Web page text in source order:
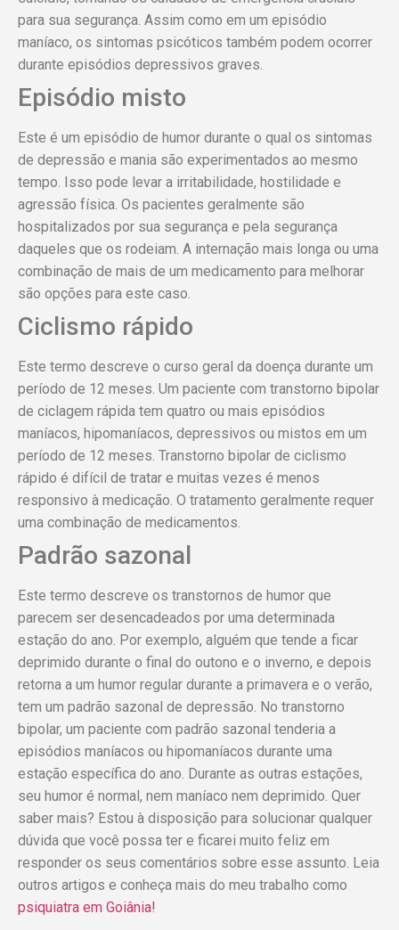
para sua segurança. Assim como em um episódio
maníaco, os sintomas psicóticos também podem ocorrer
durante episódios depressivos graves.
Episódio misto
Este é um episódio de humor durante o qual os sintomas
de depressão e mania são experimentados ao mesmo
tempo. Isso pode levar a irritabilidade, hostilidade e
agressão física. Os pacientes geralmente são
hospitalizados por sua segurança e pela segurança
daqueles que os rodeiam. A internação mais longa ou uma
combinação de mais de um medicamento para melhorar
são opções para este caso.
Ciclismo rápido
Este termo descreve o curso geral da doença durante um
período de 12 meses. Um paciente com transtorno bipolar
de ciclagem rápida tem quatro ou mais episódios
maníacos, hipomaníacos, depressivos ou mistos em um
período de 12 meses. Transtorno bipolar de ciclismo
rápido é difícil de tratar e muitas vezes é menos
responsivo à medicação. O tratamento geralmente requer
uma combinação de medicamentos.
Padrão sazonal
Este termo descreve os transtornos de humor que
parecem ser desencadeados por uma determinada
estação do ano. Por exemplo, alguém que tende a ficar
deprimido durante o final do outono e o inverno, e depois
retorna a um humor regular durante a primavera e o verão,
tem um padrão sazonal de depressão. No transtorno
bipolar, um paciente com padrão sazonal tenderia a
episódios maníacos ou hipomaníacos durante uma
estação específica do ano. Durante as outras estações,
seu humor é normal, nem maníaco nem deprimido. Quer
saber mais? Estou à disposição para solucionar qualquer
dúvida que você possa ter e ficarei muito feliz em
responder os seus comentários sobre esse assunto. Leia
outros artigos e conheça mais do meu trabalho como
psiquiatra em Goiânia!